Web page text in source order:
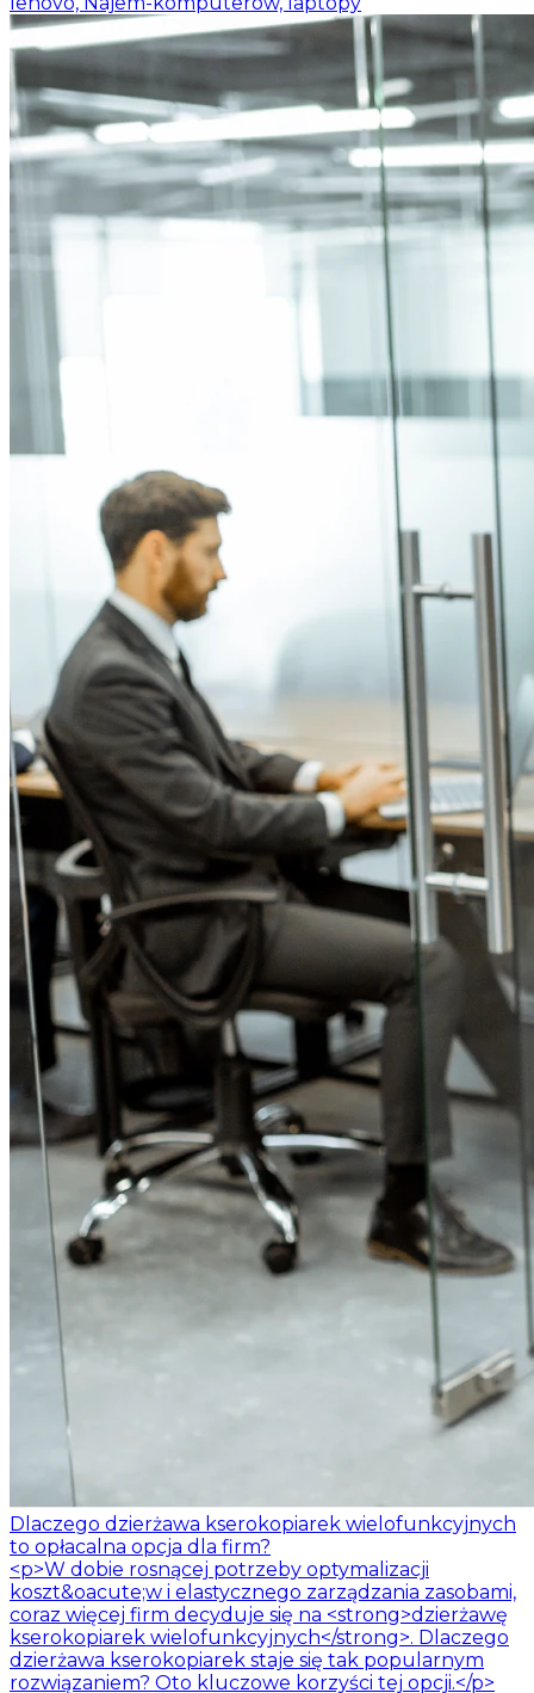
Dlaczego dzierżawa kserokopiarek wielofunkcyjnych
to opłacalna opcja dla firm?
<p>W dobie rosnącej potrzeby optymalizacji
koszt&oacute;w i elastycznego zarządzania zasobami,
coraz więcej firm decyduje się na <strong>dzierżawę
kserokopiarek wielofunkcyjnych</strong>. Dlaczego
dzierżawa kserokopiarek staje się tak popularnym
rozwiązaniem? Oto kluczowe korzyści tej opcji.</p>